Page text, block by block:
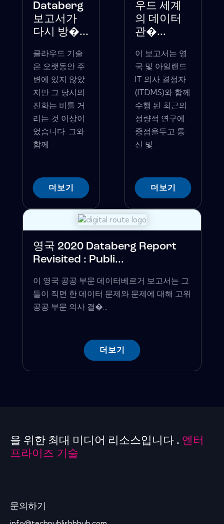
Databerg
보고서가
다시 방�...
클라우드 기술
은 오랫동안 주
변에 있지 않았
지만 그 당시의
진화는 비틀 거
리는 것 이상이
었습니다. 그와
함께...
더보기
우드 세계
의 데이터
관�...
이 보고서는 영
국 및 아일랜드
IT 의사 결정자
(ITDMS)와 함께
수행 된 최근의
정량적 연구에
중점을두고 통
신 및 ...
더보기
영국 2020 Databerg Report
Revisited : Publi...
이 영국 공공 부문 데이터베르거 보고서는 그
들이 직면 한 데이터 문제와 문제에 대해 고위
공공 부문 의사 결�...
더보기
을 위한 최대 미디어 리소스입니다 . 엔터
프라이즈 기술
문의하기